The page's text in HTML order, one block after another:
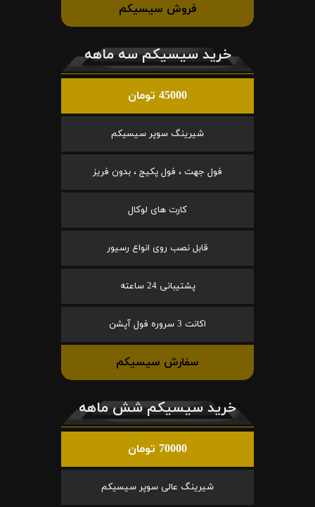
فروش سیسیکم
خرید سیسیکم سه ماهه
45000 تومان
شیرینگ سوپر سیسیکم
فول جهت ، فول پکیج ، بدون فریز
کارت های لوکال
قابل نصب روی انواع رسیور
پشتیبانی 24 ساعته
اکانت 3 سروره فول آپشن
سفارش سیسیکم
خرید سیسیکم شش ماهه
70000 تومان
شیرینگ عالی سوپر سیسیکم